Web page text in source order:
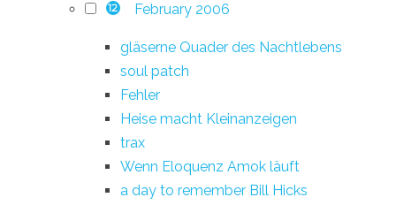
12 February 2006
gläserne Quader des Nachtlebens
soul patch
Fehler
Heise macht Kleinanzeigen
trax
Wenn Eloquenz Amok läuft
a day to remember Bill Hicks